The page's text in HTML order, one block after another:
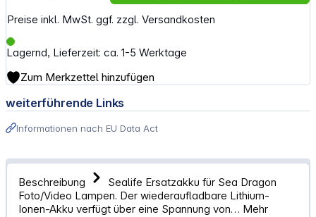
Preise inkl. MwSt. ggf. zzgl. Versandkosten
Lagernd, Lieferzeit: ca. 1-5 Werktage
Zum Merkzettel hinzufügen
weiterführende Links
Informationen nach EU Data Act
Beschreibung
Sealife Ersatzakku für Sea Dragon
Foto/Video Lampen. Der wiederaufladbare Lithium-
Ionen-Akku verfügt über eine Spannung von… Mehr